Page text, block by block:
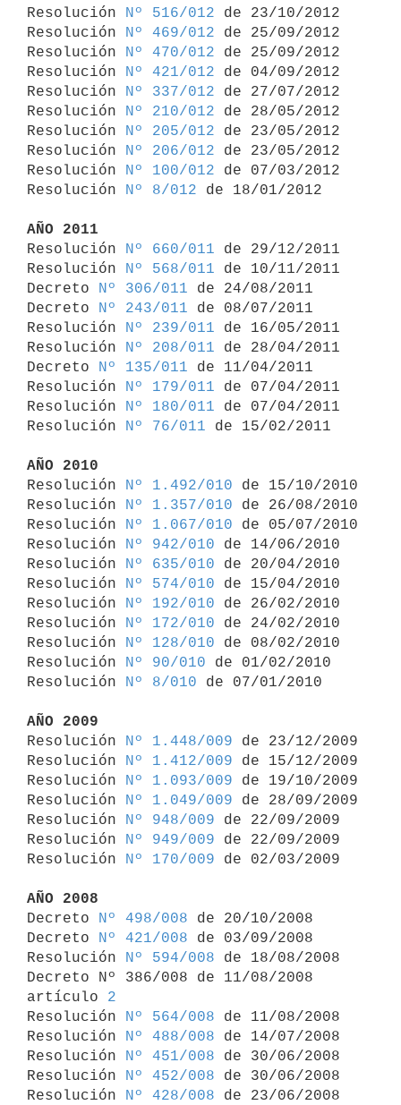
Resolución
Nº 516/012 de 23/10/2012
Resolución
Nº 469/012 de 25/09/2012
Resolución
Nº 470/012 de 25/09/2012
Resolución
Nº 421/012 de 04/09/2012
Resolución
Nº 337/012 de 27/07/2012
Resolución
Nº 210/012 de 28/05/2012
Resolución
Nº 205/012 de 23/05/2012
Resolución
Nº 206/012 de 23/05/2012
Resolución
Nº 100/012 de 07/03/2012
Resolución
Nº 8/012 de 18/01/2012
AÑO 2011
Resolución
Nº 660/011 de 29/12/2011
Resolución
Nº 568/011 de 10/11/2011
Decreto
Nº 306/011 de 24/08/2011
Decreto
Nº 243/011 de 08/07/2011
Resolución
Nº 239/011 de 16/05/2011
Resolución
Nº 208/011 de 28/04/2011
Decreto
Nº 135/011 de 11/04/2011
Resolución
Nº 179/011 de 07/04/2011
Resolución
Nº 180/011 de 07/04/2011
Resolución
Nº 76/011 de 15/02/2011
AÑO 2010
Resolución
Nº 1.492/010 de 15/10/2010
Resolución
Nº 1.357/010 de 26/08/2010
Resolución
Nº 1.067/010 de 05/07/2010
Resolución
Nº 942/010 de 14/06/2010
Resolución
Nº 635/010 de 20/04/2010
Resolución
Nº 574/010 de 15/04/2010
Resolución
Nº 192/010 de 26/02/2010
Resolución
Nº 172/010 de 24/02/2010
Resolución
Nº 128/010 de 08/02/2010
Resolución
Nº 90/010 de 01/02/2010
Resolución
Nº 8/010 de 07/01/2010
AÑO 2009
Resolución
Nº 1.448/009 de 23/12/2009
Resolución
Nº 1.412/009 de 15/12/2009
Resolución
Nº 1.093/009 de 19/10/2009
Resolución
Nº 1.049/009 de 28/09/2009
Resolución
Nº 948/009 de 22/09/2009
Resolución
Nº 949/009 de 22/09/2009
Resolución
Nº 170/009 de 02/03/2009
AÑO 2008
Decreto
Nº 498/008 de 20/10/2008
Decreto
Nº 421/008 de 03/09/2008
Resolución
Nº 594/008 de 18/08/2008
Decreto Nº 386/008 de 11/08/2008
artículo 2
Resolución
Nº 564/008 de 11/08/2008
Resolución
Nº 488/008 de 14/07/2008
Resolución
Nº 451/008 de 30/06/2008
Resolución
Nº 452/008 de 30/06/2008
Resolución
Nº 428/008 de 23/06/2008